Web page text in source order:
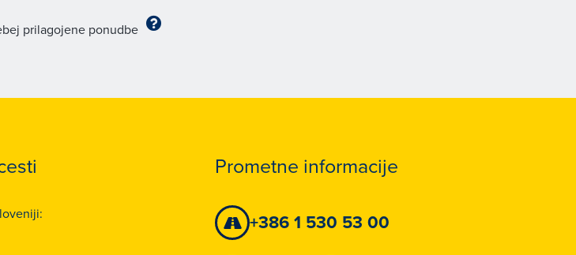
prilagojene ponudbe
Prometne informacije
+386 1 530 53 00